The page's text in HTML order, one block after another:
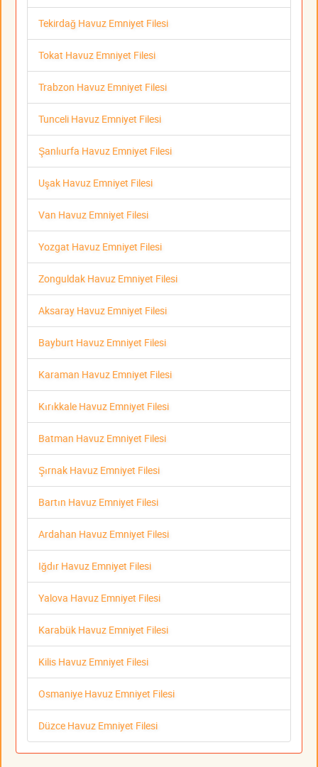
Tekirdağ Havuz Emniyet Filesi
Tokat Havuz Emniyet Filesi
Trabzon Havuz Emniyet Filesi
Tunceli Havuz Emniyet Filesi
Şanlıurfa Havuz Emniyet Filesi
Uşak Havuz Emniyet Filesi
Van Havuz Emniyet Filesi
Yozgat Havuz Emniyet Filesi
Zonguldak Havuz Emniyet Filesi
Aksaray Havuz Emniyet Filesi
Bayburt Havuz Emniyet Filesi
Karaman Havuz Emniyet Filesi
Kırıkkale Havuz Emniyet Filesi
Batman Havuz Emniyet Filesi
Şırnak Havuz Emniyet Filesi
Bartın Havuz Emniyet Filesi
Ardahan Havuz Emniyet Filesi
Iğdır Havuz Emniyet Filesi
Yalova Havuz Emniyet Filesi
Karabük Havuz Emniyet Filesi
Kilis Havuz Emniyet Filesi
Osmaniye Havuz Emniyet Filesi
Düzce Havuz Emniyet Filesi